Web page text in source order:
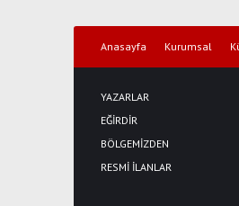
Anasayfa Kurumsal
YAZARLAR
EĞİRDİR
BÖLGEMİZDEN
RESMİ İLANLAR